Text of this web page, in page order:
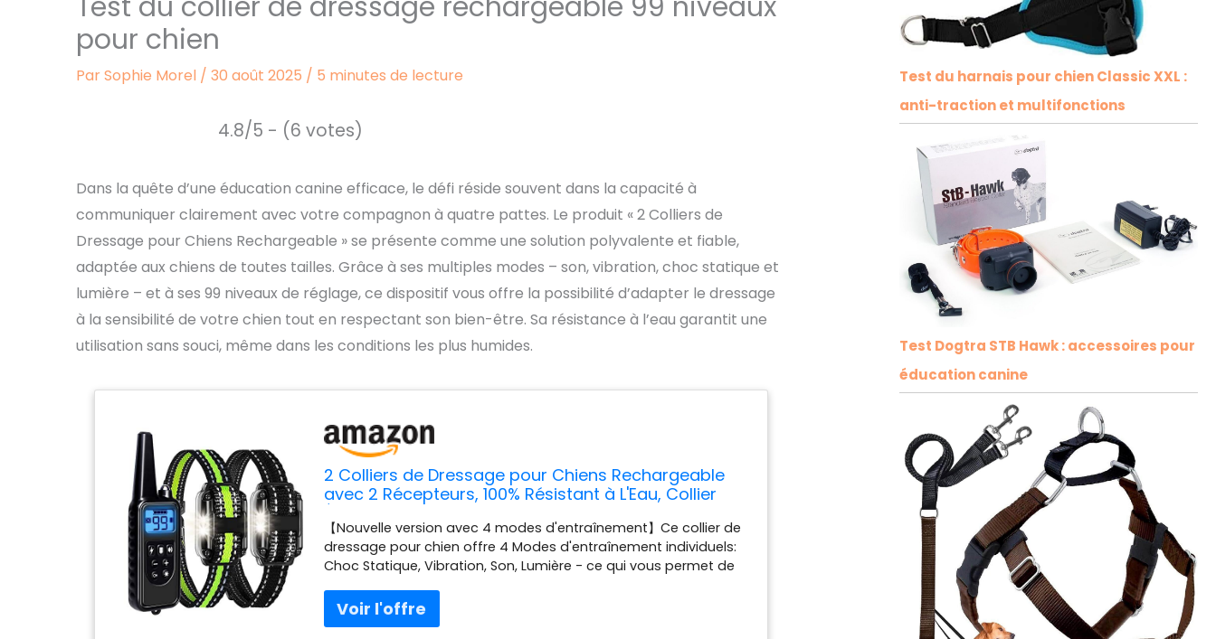
pour chien
ParSophie Morel / 30 août 2025 / 5 minutes de lecture
4.8/5 - (6 votes)
Dans la quête d’une éducation canine efficace, le défi réside souvent dans la capacité à
communiquer clairement avec votre compagnon à quatre pattes. Le produit « 2 Colliers de
Dressage pour Chiens Rechargeable » se présente comme une solution polyvalente et fiable,
adaptée aux chiens de toutes tailles. Grâce à ses multiples modes – son, vibration, choc statique et
lumière – et à ses 99 niveaux de réglage, ce dispositif vous offre la possibilité d’adapter le dressage
à la sensibilité de votre chien tout en respectant son bien-être. Sa résistance à l’eau garantit une
utilisation sans souci, même dans les conditions les plus humides.
2 Colliers de Dressage pour Chiens Rechargeable
avec 2 Récepteurs, 100% Résistant à L'Eau, Collier
Lumière, 99 Niveaux pour Petit Moyen Grand Chien
【Nouvelle version avec 4 modes d'entraînement】Ce collier de
dressage pour chien offre 4 Modes d'entraînement individuels:
Choc Statique, Vibration, Son, Lumière - ce qui vous permet de
pour aider à corriger les mauvaises habitudes ou les
comportements agressifs, par exemple: aboyer, grogner,
Test du harnais pour chien Classic XXL :
anti-traction et multifonctions
Test Dogtra STB Hawk : accessoires pour
éducation canine